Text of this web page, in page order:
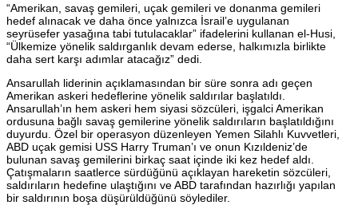
“Amerikan, savaş gemileri, uçak gemileri ve donanma gemileri
hedef alınacak ve daha önce yalnızca İsrail’e uygulanan
seyrüsefer yasağına tabi tutulacaklar” ifadelerini kullanan el-Husi,
“Ülkemize yönelik saldırganlık devam ederse, halkımızla birlikte
daha sert karşı adımlar atacağız” dedi.
Ansarullah liderinin açıklamasından bir süre sonra adı geçen
Amerikan askeri hedeflerine yönelik saldırılar başlatıldı.
Ansarullah’ın hem askeri hem siyasi sözcüleri, işgalci Amerikan
ordusuna bağlı savaş gemilerine yönelik saldırıların başlatıldığını
duyurdu. Özel bir operasyon düzenleyen Yemen Silahlı Kuvvetleri,
ABD uçak gemisi USS Harry Truman’ı ve onun Kızıldeniz’de
bulunan savaş gemilerini birkaç saat içinde iki kez hedef aldı.
Çatışmaların saatlerce sürdüğünü açıklayan hareketin sözcüleri,
saldırıların hedefine ulaştığını ve ABD tarafından hazırlığı yapılan
bir saldırının boşa düşürüldüğünü söylediler.